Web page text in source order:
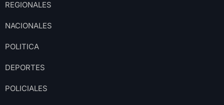
REGIONALES
NACIONALES
POLITICA
DEPORTES
POLICIALES